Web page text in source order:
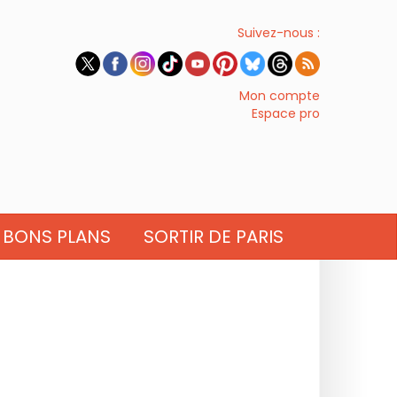
Suivez-nous :
Mon compte
Espace pro
BONS PLANS SORTIR DE PARIS